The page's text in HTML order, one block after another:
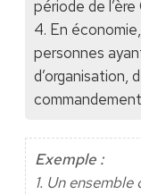
période de
4. En
personnes
d’organisation,
Exemple :
1. Un